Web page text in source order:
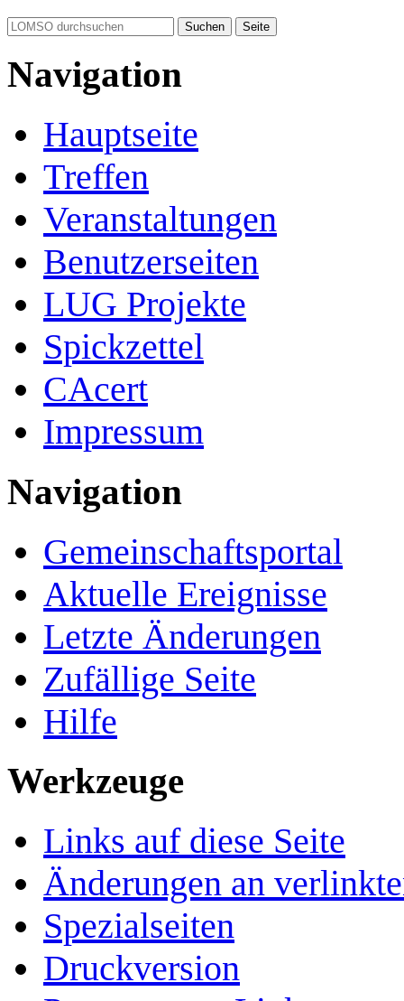
Navigation
Hauptseite
Treffen
Veranstaltungen
Benutzerseiten
LUG Projekte
Spickzettel
CAcert
Impressum
Navigation
Gemeinschafts­portal
Aktuelle Ereignisse
Letzte Änderungen
Zufällige Seite
Hilfe
Werkzeuge
Links auf diese Seite
Änderungen an
Spezialseiten
Druckversion